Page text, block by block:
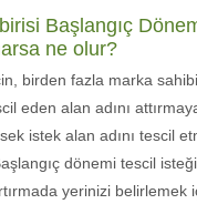
Başlangıç
ne olur?
birden fazla marka
eden alan adını
istek alan adını tescil
dönemi tescil
yerinizi belirlemek